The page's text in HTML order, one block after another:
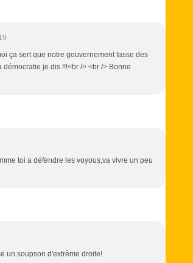
ça sert que notre gouvernement fasse des
je dis !!!<br /> <br /> Bonne
toi a défendre les voyous,va vivre un peu
un soupson d'extrème droite!